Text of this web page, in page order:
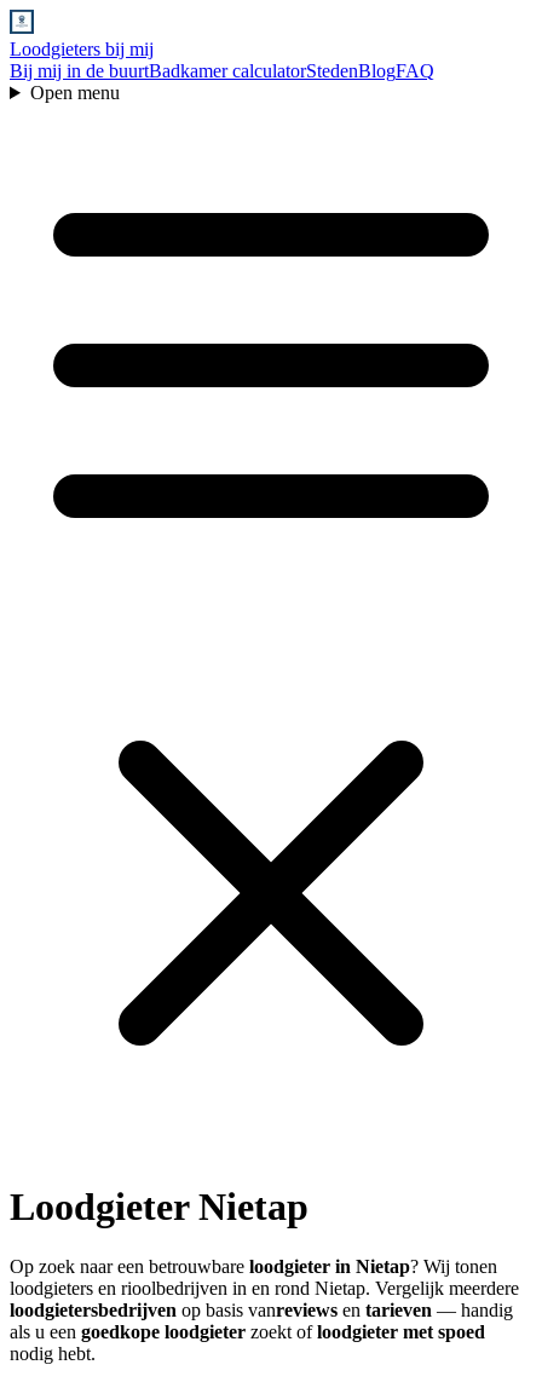
Loodgieters bij mij
Bij mij in de buurtBadkamer calculatorStedenBlogFAQ
Open menu
LoodgieterNietap
Op zoek naar een betrouwbare loodgieter in Nietap? Wij tonen
loodgieters en rioolbedrijven in en rond Nietap. Vergelijk meerdere
loodgietersbedrijven op basis vanreviews en tarieven — handig
als u een goedkope loodgieter zoekt ofloodgieter met spoed
nodig hebt.